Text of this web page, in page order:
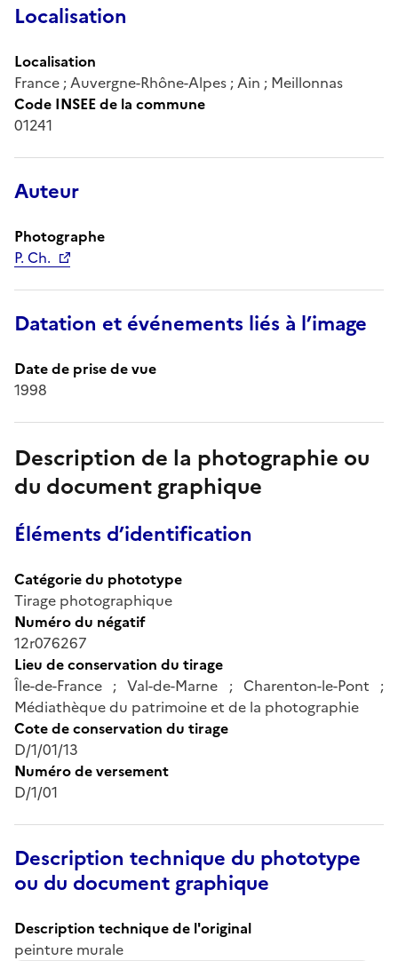
Localisation
Localisation
France ; Auvergne-Rhône-Alpes ; Ain ; Meillonnas
Code INSEE de la commune
01241
Auteur
Photographe
P. Ch.
Datation et événements liés à l’image
Date de prise de vue
1998
Description de la photographie ou
du document graphique
Éléments d’identification
Catégorie du phototype
Tirage photographique
Numéro du négatif
12r076267
Lieu de conservation du tirage
Île-de-France ; Val-de-Marne ; Charenton-le-Pont ;
Médiathèque du patrimoine et de la photographie
Cote de conservation du tirage
D/1/01/13
Numéro de versement
D/1/01
Description technique du phototype
ou du document graphique
Description technique de l'original
peinture murale